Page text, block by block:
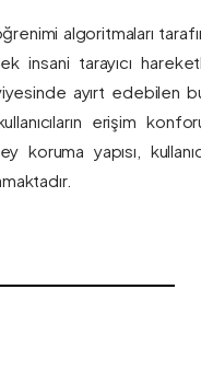
algoritmaları
insani tarayıcı
ayırt edebilen
erişim
yapısı,